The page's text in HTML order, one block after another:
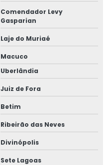
Comendador Levy
Gasparian
Laje do Muriaé
Macuco
Uberlândia
Juiz de Fora
Betim
Ribeirão das Neves
Divinópolis
Sete Lagoas